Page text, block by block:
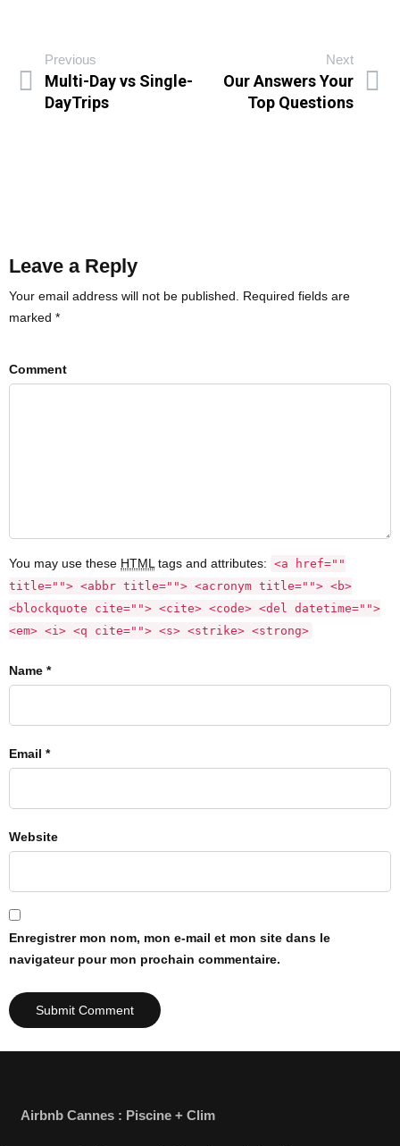
Previous
Multi-Day vs Single-
DayTrips
Next
Our Answers Your
Top Questions
Leave a Reply
Your email address will not be published. Required fields are
marked *
Comment
You may use these HTML tags and attributes: <a href=""
title=""> <abbr title=""> <acronym title=""> <b>
<blockquote cite=""> <cite> <code> <del datetime="">
<em> <i> <q cite=""> <s> <strike> <strong>
Name *
Email *
Website
Enregistrer mon nom, mon e-mail et mon site dans le
navigateur pour mon prochain commentaire.
Airbnb Cannes : Piscine + Clim